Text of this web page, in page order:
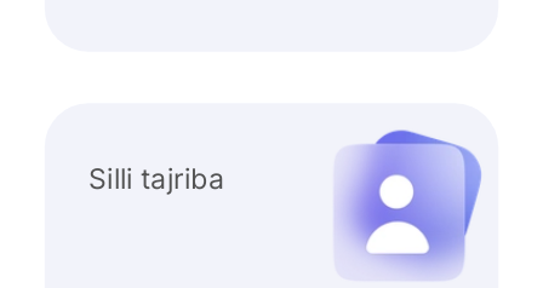
Silli tajriba